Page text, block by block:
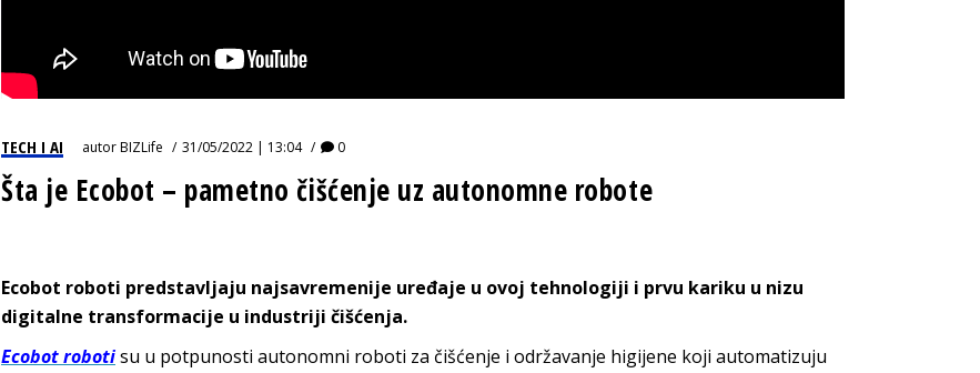
TECH I AI autorBIZLife 31/05/2022 | 13:04 0
Šta je Ecobot – pametno čišćenje uz autonomne robote
Ecobot roboti predstavljaju najsavremenije uređaje u ovoj tehnologiji i prvu kariku u nizu
digitalne transformacije u industriji čišćenja.
Ecobot robotisu u potpunosti autonomni roboti za čišćenje i održavanje higijene koji automatizuju